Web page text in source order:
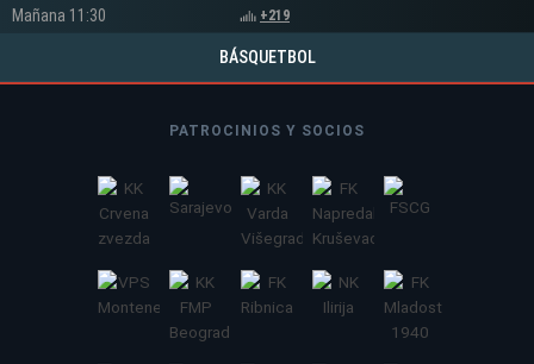
Mañana 11:30
+219
BÁSQUETBOL
PATROCINIOS Y SOCIOS